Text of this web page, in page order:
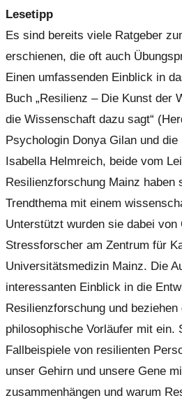
Lesetipp
Es sind bereits viele Ratgeber
erschienen, die oft auch
Einen umfassenden Einblick in
Buch „Resilienz – Die Kunst der
die Wissenschaft dazu sagt“
Psychologin Donya Gilan und
Isabella Helmreich, beide vom
Resilienzforschung Mainz haben
Trendthema mit einem
Unterstützt wurden sie dabei von
Stressforscher am Zentrum für
Universitätsmedizin Mainz. Die
interessanten Einblick in die
Resilienzforschung und beziehen
philosophische Vorläufer mit ein.
Fallbeispiele von resilienten
unser Gehirn und unsere Gene
zusammenhängen und warum